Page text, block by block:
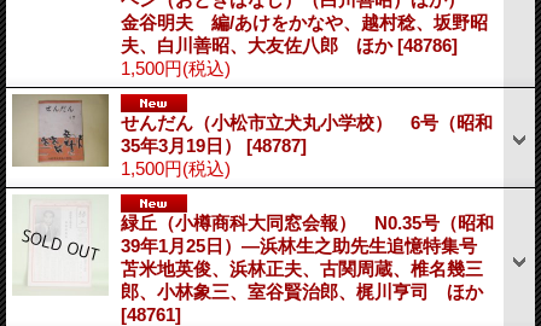
金谷明夫 編/あけをかなや、越村稔、坂野昭
夫、白川善昭、大友佐八郎 ほか[48786]
1,500円(税込)
せんだん（小松市立犬丸小学校） 6号（昭和
35年3月19日） [48787]
1,500円(税込)
緑丘（小樽商科大同窓会報） N0.35号（昭和
39年1月25日）―浜林生之助先生追憶特集号
苫米地英俊、浜林正夫、古関周蔵、椎名幾三
郎、小林象三、室谷賢治郎、梶川亨司 ほか
[48761]